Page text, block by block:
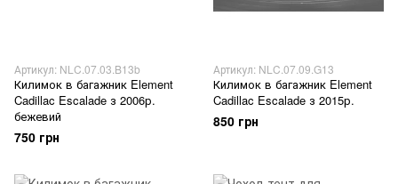
Артикул: NLC.07.03.B13b
Килимок в багажник Element
Cadillac Escalade з 2006р.
бежевий
750 грн
Артикул: NLC.07.09.G13
Килимок в багажник Element
Cadillac Escalade з 2015р.
850 грн